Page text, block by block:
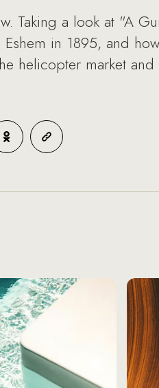
Taking a look at "A
in 1895, and
helicopter market